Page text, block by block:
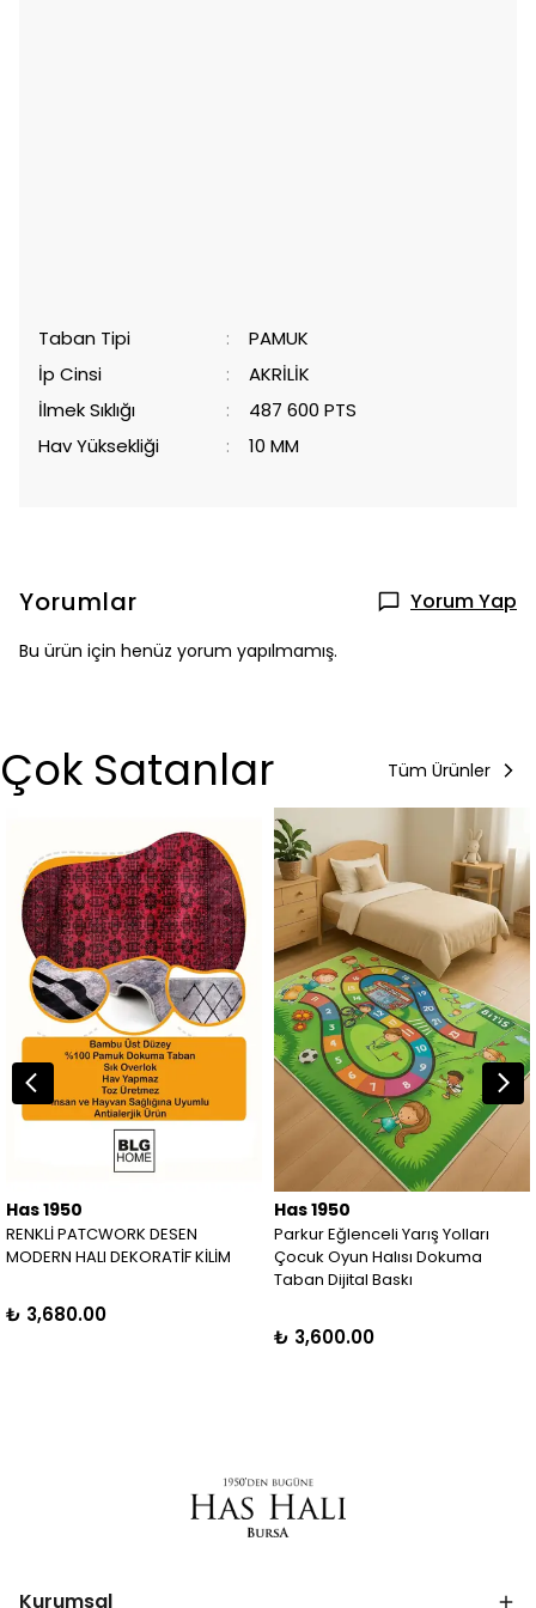
Taban Tipi :
PAMUK
İp Cinsi
:
AKRİLİK
İlmek Sıklığı
:
487 600 PTS
Hav Yüksekliği
: 10 MM
Yorumlar Yorum Yap
Bu ürün için henüz yorum yapılmamış.
Çok Satanlar Tüm Ürünler
Has 1950
RENKLİ PATCWORK DESEN
MODERN HALI DEKORATİF KİLİM
₺ 3,680.00
Has 1950
Parkur Eğlenceli Yarış Yolları
Çocuk Oyun Halısı Dokuma
Taban Dijital Baskı
₺ 3,600.00
Kurumsal